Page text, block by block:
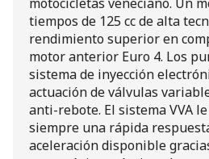
tiempos de 125 cc de alta
rendimiento superior en
motor anterior Euro 4. Los
sistema de inyección
actuación de válvulas
anti-rebote. El sistema VVA
siempre una rápida
aceleración disponible